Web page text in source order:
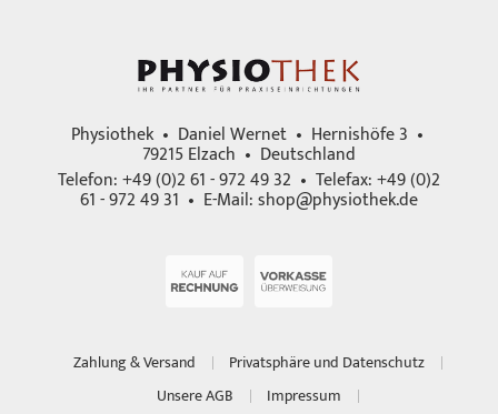
Physiothek • Daniel Wernet • Hernishöfe 3 •
79215 Elzach • Deutschland
Telefon: +49 (0)2 61 - 972 49 32 • Telefax: +49 (0)2
61 - 972 49 31 • E-Mail:shop@physiothek.de
Zahlung & Versand
Privatsphäre und Datenschutz
Unsere AGB
Impressum